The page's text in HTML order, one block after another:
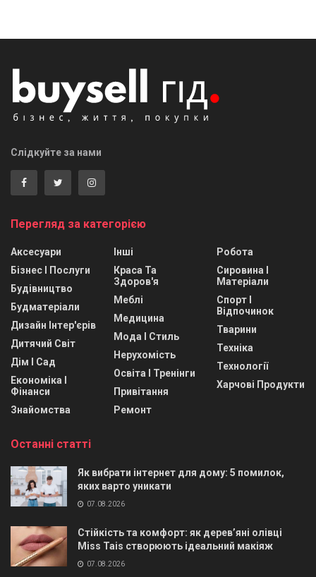
Слідкуйте за нами
Перегляд за категорією
Аксесуари
Бізнес І Послуги
Будівництво
Будматеріали
Дизайн Інтер'єрів
Дитячий Світ
Дім І Сад
Економіка І
Фінанси
Знайомства
Інші
Краса Та
Здоров'я
Меблі
Медицина
Мода І Стиль
Нерухомість
Освіта І Тренінги
Привітання
Ремонт
Робота
Сировина І
Матеріали
Спорт І
Відпочинок
Тварини
Техніка
Технології
Харчові Продукти
Останні статті
Як вибрати інтернет для дому: 5 помилок,
яких варто уникати
07.08.2026
Стійкість та комфорт: як дерев’яні олівці
Miss Tais створюють ідеальний макіяж
07.08.2026